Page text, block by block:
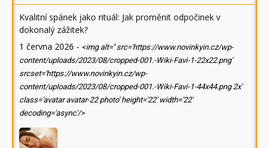
Kvalitní spánek jako rituál: Jak proměnit odpočinek v
dokonalý zážitek?
1 června 2026 - <img alt='' src='https://www.novinkyin.cz/wp-
content/uploads/2023/08/cropped-001.-Wiki-Favi-1-22x22.png'
srcset='https://www.novinkyin.cz/wp-
content/uploads/2023/08/cropped-001.-Wiki-Favi-1-44x44.png 2x'
class='avatar avatar-22 photo' height='22' width='22'
decoding='async'/>